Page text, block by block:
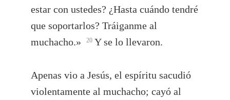
estar con ustedes? ¿Hasta cuándo tendré
que soportarlos? Tráiganme al
muchacho.»
20 Y se lo llevaron.
Apenas vio a Jesús, el espíritu sacudió
violentamente al muchacho; cayó al